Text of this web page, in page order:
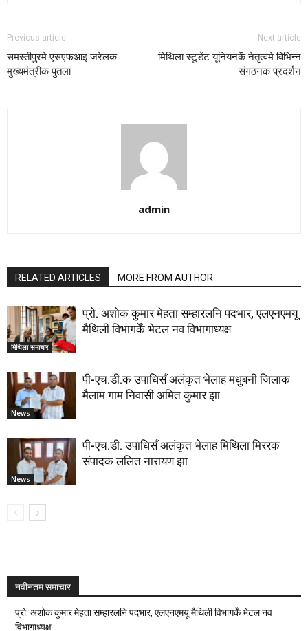
Previous article
समस्तीपुरमे एसएफआइ जरेलक
मुख्यमंत्रीक पुतला
Next article
मिथिला स्टूडेंट यूनियनकें नेतृत्वमे विभिन्न
संगठनक प्रदर्शन
admin
RELATED ARTICLES MORE FROM AUTHOR
मिथिला समाचार
प्रो. अशोक कुमार मेहता सम्हारलनि पदभार, एलएनएमयू
मैथिली विभागकेँ भेटल नव विभागाध्यक्ष
News
पी-एच.डी.क उपाधिसँ अलंकृत भेलाह मधुबनी जिलाक
मैलाम गाम निवासी अमित कुमार झा
News
पी-एच.डी. उपाधिसँ अलंकृत भेलाह मिथिला मिररक
संपादक ललित नारायण झा
नवीनतम समाचार
प्रो. अशोक कुमार मेहता सम्हारलनि पदभार, एलएनएमयू मैथिली विभागकेँ भेटल नव
विभागाध्यक्ष